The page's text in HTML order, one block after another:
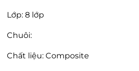
Lớp: 8 lớp
Chuôi:
Chất liệu: Composite